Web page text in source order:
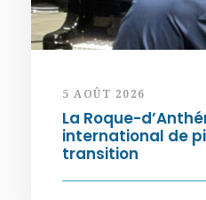
5 AOÛT 2026
La Roque-
international de
transition